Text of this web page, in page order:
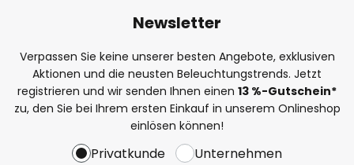
Newsletter
Verpassen Sie keine unserer besten Angebote, exklusiven
Aktionen und die neusten Beleuchtungstrends. Jetzt
registrieren und wir senden Ihnen einen 13 %-Gutschein*
zu, den Sie bei Ihrem ersten Einkauf in unserem Onlineshop
einlösen können!
Privatkunde Unternehmen